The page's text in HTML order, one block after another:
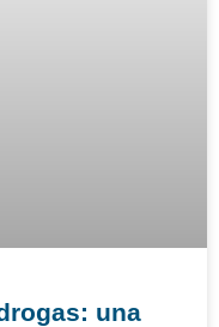
una